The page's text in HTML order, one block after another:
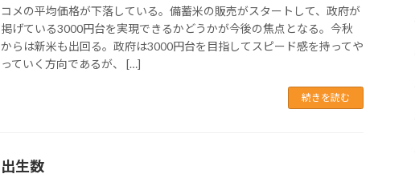
コメの平均価格が下落している。備蓄米の販売がスタートして、政府が
掲げている3000円台を実現できるかどうかが今後の焦点となる。今秋
からは新米も出回る。政府は3000円台を目指してスピード感を持ってや
っていく方向であるが、 […]
続きを読む
出生数